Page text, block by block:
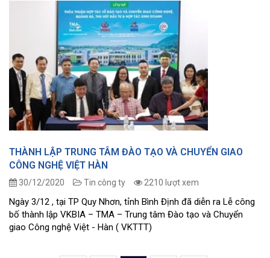
THÀNH LẬP TRUNG TÂM ĐÀO TẠO VÀ CHUYỂN GIAO
CÔNG NGHỆ VIỆT HÀN
30/12/2020 Tin công ty 2210 lượt xem
Ngày 3/12 , tại TP Quy Nhơn, tỉnh Bình Định đã diễn ra Lễ công
bố thành lập VKBIA – TMA – Trung tâm Đào tạo và Chuyển
giao Công nghệ Việt - Hàn ( VKTTT)